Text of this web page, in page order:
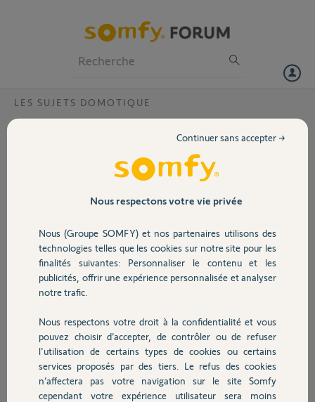
Volet
Sécurité
Domotique
Chauffage
Autres produits
LES SUJETS DOMOTIQUE
Kit de connectivité et Dexxo Smart 800
Impossible de connecter ma porte de garage avec le kit de
l'App affiche une erreur après la recherche, puis une fois que je clique
sur abandonner elle affiche un contact, une lumière et une version
horizontale de la porte mais rien ne fonctionne.
Merci,
Participer au fil de discussion
Nous respectons votre vie privée
Nous (Groupe SOMFY) et nos partenaires utilisons des
technologies telles que les cookies sur notre site pour les
finalités suivantes: Personnaliser le contenu et les
publicités, offrir une expérience personnalisée et analyser
notre trafic.
Nous respectons votre droit à la confidentialité et vous
pouvez choisir d’accepter, de contrôler ou de refuser
l'utilisation de certains types de cookies ou certains
services proposés par des tiers. Le refus des cookies
n’affectera pas votre navigation sur le site Somfy
cependant votre expérience utilisateur sera moins
Continuer sans accepter →